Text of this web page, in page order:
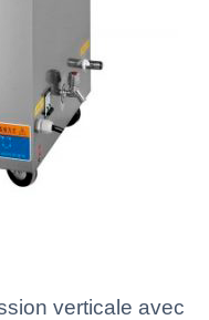
verticale avec